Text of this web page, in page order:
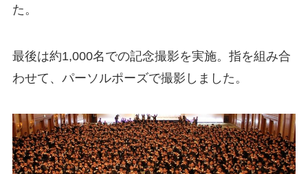
た。
最後は約1,000名での記念撮影を実施。指を組み合
わせて、パーソルポーズで撮影しました。